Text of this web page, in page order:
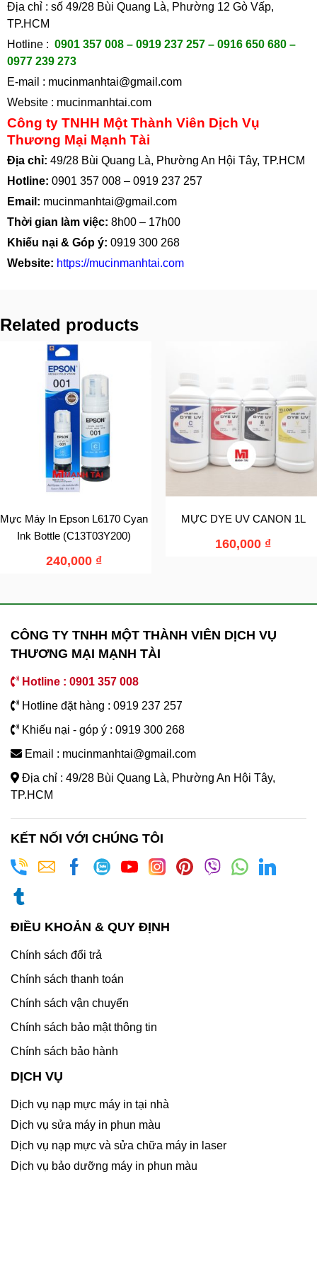
Địa chỉ : số 49/28 Bùi Quang Là, Phường 12 Gò Vấp,
TP.HCM
Hotline : 0901 357 008 – 0919 237 257 – 0916 650 680 –
0977 239 273
E-mail : mucinmanhtai@gmail.com
Website : mucinmanhtai.com
Công ty TNHH Một Thành Viên Dịch Vụ
Thương Mại Mạnh Tài
Địa chỉ: 49/28 Bùi Quang Là, Phường An Hội Tây, TP.HCM
Hotline: 0901 357 008 – 0919 237 257
Email: mucinmanhtai@gmail.com
Thời gian làm việc: 8h00 – 17h00
Khiếu nại & Góp ý: 0919 300 268
Website: https://mucinmanhtai.com
Related products
Mực Máy In Epson L6170 Cyan
Ink Bottle (C13T03Y200)
240,000 ₫
MỰC DYE UV CANON 1L
160,000 ₫
CÔNG TY TNHH MỘT THÀNH VIÊN DỊCH VỤ
THƯƠNG MẠI MẠNH TÀI
Hotline : 0901 357 008
Hotline đặt hàng : 0919 237 257
Khiếu nại - góp ý : 0919 300 268
Email : mucinmanhtai@gmail.com
Địa chỉ : 49/28 Bùi Quang Là, Phường An Hội Tây,
TP.HCM
KẾT NỐI VỚI CHÚNG TÔI
ĐIỀU KHOẢN & QUY ĐỊNH
Chính sách đổi trả
Chính sách thanh toán
Chính sách vận chuyển
Chính sách bảo mật thông tin
Chính sách bảo hành
DỊCH VỤ
Dịch vụ nạp mực máy in tại nhà
Dịch vụ sửa máy in phun màu
Dịch vụ nạp mực và sửa chữa máy in laser
Dịch vụ bảo dưỡng máy in phun màu